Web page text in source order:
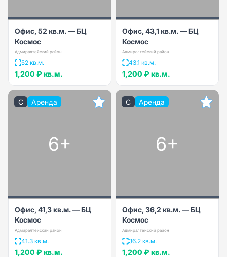
Офис, 52 кв.м. — БЦ
Космос
Адмиралтейский район
52 кв.м.
1,200 ₽ кв.м.
Офис, 43,1 кв.м. — БЦ
Космос
Адмиралтейский район
43.1 кв.м.
1,200 ₽ кв.м.
C Аренда
6+
Офис, 41,3 кв.м. — БЦ
Космос
Адмиралтейский район
41.3 кв.м.
1,200 ₽ кв.м.
C Аренда
6+
Офис, 36,2 кв.м. — БЦ
Космос
Адмиралтейский район
36.2 кв.м.
1,200 ₽ кв.м.